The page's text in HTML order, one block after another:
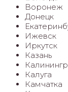
Воронеж
Донецк
Ижевск
Иркутск
Казань
Калуга
Камчатка